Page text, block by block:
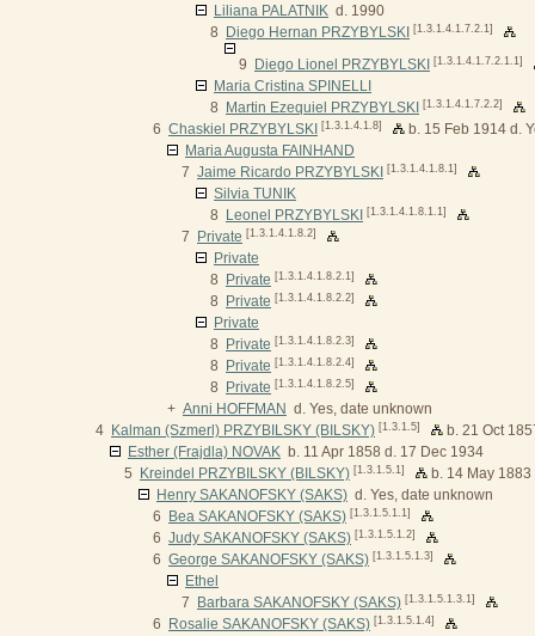
Liliana PALATNIK d. 1990
8
Diego Hernan PRZYBYLSKI [1.3.1.4.1.7.2.1]
9 Diego Lionel PRZYBYLSKI [1.3.1.4.1.7.2.1.1]
Maria Cristina SPINELLI
8
Martin Ezequiel PRZYBYLSKI [1.3.1.4.1.7.2.2]
6 Chaskiel PRZYBYLSKI [1.3.1.4.1.8]
b. 15 Feb 1914 d.
Maria Augusta FAINHAND
7 Jaime Ricardo PRZYBYLSKI [1.3.1.4.1.8.1]
Silvia TUNIK
8
Leonel PRZYBYLSKI [1.3.1.4.1.8.1.1]
7 Private [1.3.1.4.1.8.2]
Private
8
Private [1.3.1.4.1.8.2.1]
8 Private [1.3.1.4.1.8.2.2]
Private
8
Private [1.3.1.4.1.8.2.3]
8 Private [1.3.1.4.1.8.2.4]
8 Private [1.3.1.4.1.8.2.5]
+ Anni HOFFMAN d. Yes, date unknown
4 Kalman (Szmerl) PRZYBILSKY (BILSKY) [1.3.1.5]
b. 21 Oct
Esther (Frajdla) NOVAK b. 11 Apr 1858 d. 17 Dec 1934
5
Kreindel PRZYBILSKY (BILSKY) [1.3.1.5.1]
b. 14 May 1883
Henry SAKANOFSKY (SAKS) d. Yes, date unknown
6
Bea SAKANOFSKY (SAKS) [1.3.1.5.1.1]
6 Judy SAKANOFSKY (SAKS) [1.3.1.5.1.2]
6 George SAKANOFSKY (SAKS) [1.3.1.5.1.3]
Ethel
7
Barbara SAKANOFSKY (SAKS) [1.3.1.5.1.3.1]
6 Rosalie SAKANOFSKY (SAKS) [1.3.1.5.1.4]